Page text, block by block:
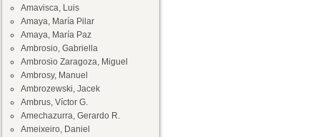
Amavisca, Luis
Amaya, María Pilar
Amaya, María Paz
Ambrosio, Gabriella
Ambrosio Zaragoza, Miguel
Ambrosy, Manuel
Ambrozewski, Jacek
Ambrus, Víctor G.
Amechazurra, Gerardo R.
Ameixeiro, Daniel